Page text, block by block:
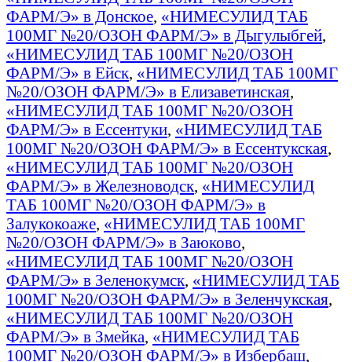
ФАРМ/Э» в Донское, «НИМЕСУЛИД ТАБ
100МГ №20/ОЗОН ФАРМ/Э» в Дыгулыбгей,
«НИМЕСУЛИД ТАБ 100МГ №20/ОЗОН
ФАРМ/Э» в Ейск, «НИМЕСУЛИД ТАБ 100МГ
№20/ОЗОН ФАРМ/Э» в Елизаветинская,
«НИМЕСУЛИД ТАБ 100МГ №20/ОЗОН
ФАРМ/Э» в Ессентуки, «НИМЕСУЛИД ТАБ
100МГ №20/ОЗОН ФАРМ/Э» в Ессентукская,
«НИМЕСУЛИД ТАБ 100МГ №20/ОЗОН
ФАРМ/Э» в Железноводск, «НИМЕСУЛИД
ТАБ 100МГ №20/ОЗОН ФАРМ/Э» в
Залукокоаже, «НИМЕСУЛИД ТАБ 100МГ
№20/ОЗОН ФАРМ/Э» в Заюково,
«НИМЕСУЛИД ТАБ 100МГ №20/ОЗОН
ФАРМ/Э» в Зеленокумск, «НИМЕСУЛИД ТАБ
100МГ №20/ОЗОН ФАРМ/Э» в Зеленчукская,
«НИМЕСУЛИД ТАБ 100МГ №20/ОЗОН
ФАРМ/Э» в Змейка, «НИМЕСУЛИД ТАБ
100МГ №20/ОЗОН ФАРМ/Э» в Избербаш,